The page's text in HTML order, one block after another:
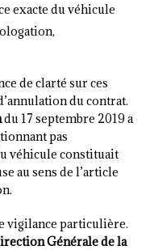
exacte du véhicule
de clarté sur ces
du contrat.
du 17 septembre 2019 a
pas
véhicule constituait
au sens de l’article
vigilance particulière.
Générale de la